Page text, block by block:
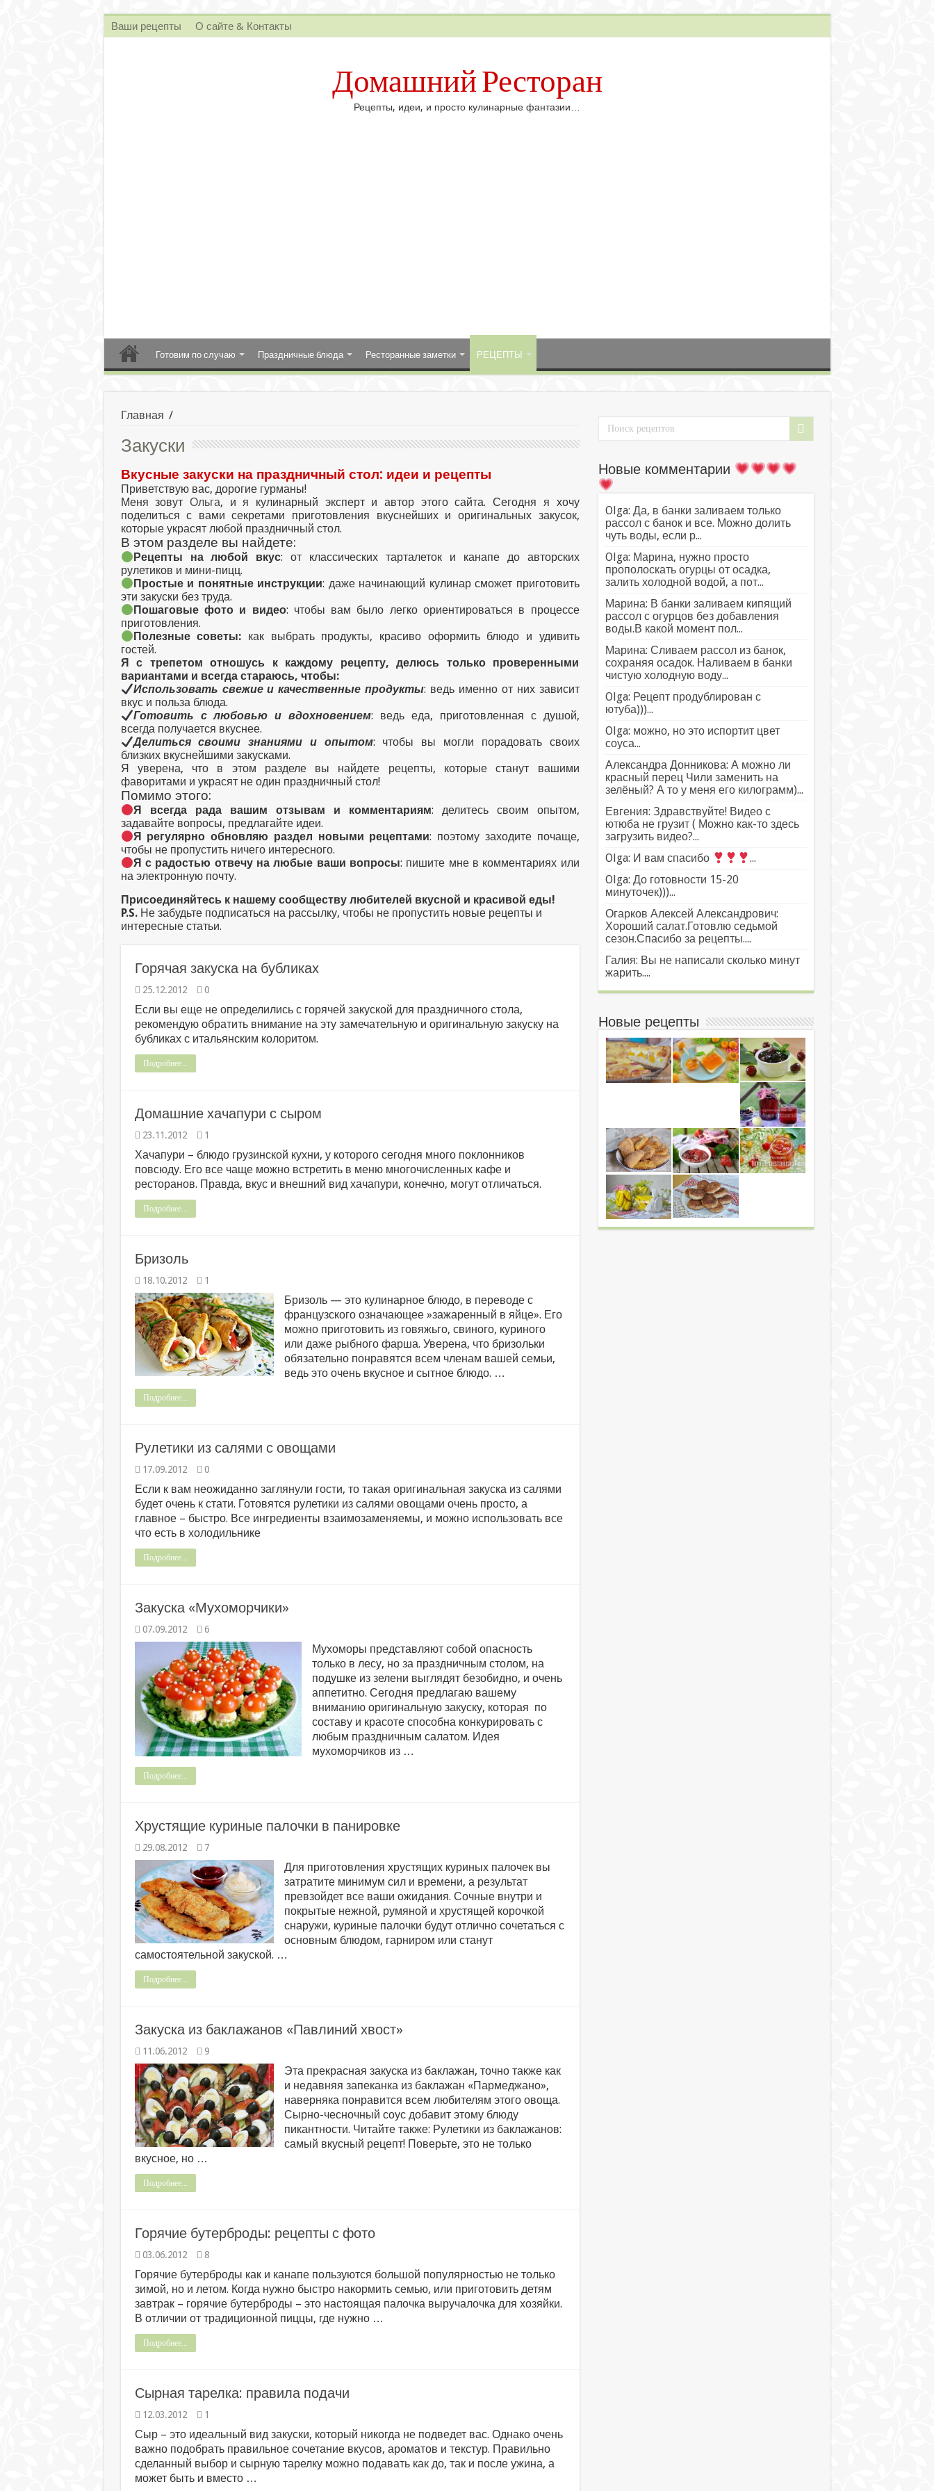
Ваши рецепты О сайте & Контакты
Домашний Ресторан
Рецепты, идеи, и просто кулинарные фантазии…
Готовим по случаю Праздничные блюда Ресторанные заметки РЕЦЕПТЫ
Главная /
Закуски
Вкусные закуски на праздничный стол: идеи и рецепты
Приветствую вас, дорогие гурманы!
Меня зовут Ольга, и я кулинарный эксперт и автор этого сайта. Сегодня я хочу
поделиться с вами секретами приготовления вкуснейших и оригинальных закусок,
которые украсят любой праздничный стол.
В этом разделе вы найдете:
Рецепты на любой вкус: от классических тарталеток и канапе до авторских
рулетиков и мини-пицц.
Простые и понятные инструкции: даже начинающий кулинар сможет приготовить
эти закуски без труда.
Пошаговые фото и видео: чтобы вам было легко ориентироваться в процессе
приготовления.
Полезные советы: как выбрать продукты, красиво оформить блюдо и удивить
гостей.
Я с трепетом отношусь к каждому рецепту, делюсь только проверенными
вариантами и всегда стараюсь, чтобы:
Использовать свежие и качественные продукты: ведь именно от них зависит
вкус и польза блюда.
Готовить с любовью и вдохновением: ведь еда, приготовленная с душой,
всегда получается вкуснее.
Делиться своими знаниями и опытом: чтобы вы могли порадовать своих
близких вкуснейшими закусками.
Я уверена, что в этом разделе вы найдете рецепты, которые станут вашими
фаворитами и украсят не один праздничный стол!
Помимо этого:
Я всегда рада вашим отзывам и комментариям: делитесь своим опытом,
задавайте вопросы, предлагайте идеи.
Я регулярно обновляю раздел новыми рецептами: поэтому заходите почаще,
чтобы не пропустить ничего интересного.
Я с радостью отвечу на любые ваши вопросы: пишите мне в комментариях или
на электронную почту.
Присоединяйтесь к нашему сообществу любителей вкусной и красивой еды!
P.S.Не забудьте подписаться на рассылку, чтобы не пропустить новые рецепты и
интересные статьи.
Горячая закуска на бубликах
25.12.2012 0
Если вы еще не определились с горячей закуской для праздничного стола,
рекомендую обратить внимание на эту замечательную и оригинальную закуску на
бубликах с итальянским колоритом.
Подробнее...
Домашние хачапури с сыром
23.11.2012 1
Хачапури – блюдо грузинской кухни, у которого сегодня много поклонников
повсюду. Его все чаще можно встретить в меню многочисленных кафе и
ресторанов. Правда, вкус и внешний вид хачапури, конечно, могут отличаться.
Подробнее...
Бризоль
18.10.2012 1
Бризоль — это кулинарное блюдо, в переводе с
французского означающее »зажаренный в яйце». Его
можно приготовить из говяжьго, свиного, куриного
или даже рыбного фарша. Уверена, что бризольки
обязательно понравятся всем членам вашей семьи,
ведь это очень вкусное и сытное блюдо. …
Подробнее...
Рулетики из салями с овощами
17.09.2012 0
Если к вам неожиданно заглянули гости, то такая оригинальная закуска из салями
будет очень к стати. Готовятся рулетики из салями овощами очень просто, а
главное – быстро. Все ингредиенты взаимозаменяемы, и можно использовать все
что есть в холодильнике
Подробнее...
Закуска «Мухоморчики»
07.09.2012 6
Мухоморы представляют собой опасность
только в лесу, но за праздничным столом, на
подушке из зелени выглядят безобидно, и очень
аппетитно. Сегодня предлагаю вашему
вниманию оригинальную закуску, которая по
составу и красоте способна конкурировать с
любым праздничным салатом. Идея
мухоморчиков из …
Подробнее...
Хрустящие куриные палочки в панировке
29.08.2012 7
Для приготовления хрустящих куриных палочек вы
затратите минимум сил и времени, а результат
превзойдет все ваши ожидания. Сочные внутри и
покрытые нежной, румяной и хрустящей корочкой
снаружи, куриные палочки будут отлично сочетаться с
основным блюдом, гарниром или станут
самостоятельной закуской. …
Подробнее...
Закуска из баклажанов «Павлиний хвост»
11.06.2012 9
Эта прекрасная закуска из баклажан, точно также как
и недавняя запеканка из баклажан «Пармеджано»,
наверняка понравится всем любителям этого овоща.
Сырно-чесночный соус добавит этому блюду
пикантности. Читайте также: Рулетики из баклажанов:
самый вкусный рецепт! Поверьте, это не только
вкусное, но …
Подробнее...
Горячие бутерброды: рецепты с фото
03.06.2012 8
Горячие бутерброды как и канапе пользуются большой популярностью не только
зимой, но и летом. Когда нужно быстро накормить семью, или приготовить детям
завтрак – горячие бутерброды – это настоящая палочка выручалочка для хозяйки.
В отличии от традиционной пиццы, где нужно …
Подробнее...
Сырная тарелка: правила подачи
12.03.2012 1
Сыр – это идеальный вид закуски, который никогда не подведет вас. Однако очень
важно подобрать правильное сочетание вкусов, ароматов и текстур. Правильно
сделанный выбор и сырную тарелку можно подавать как до, так и после ужина, а
может быть и вместо …
Новые комментарии
Olga: Да, в банки заливаем только
рассол с банок и все. Можно долить
чуть воды, если р...
Olga: Марина, нужно просто
прополоскать огурцы от осадка,
залить холодной водой, а пот...
Марина: В банки заливаем кипящий
рассол с огурцов без добавления
воды.В какой момент пол...
Марина: Сливаем рассол из банок,
сохраняя осадок. Наливаем в банки
чистую холодную воду...
Olga: Рецепт продублирован с
ютуба)))...
Olga: можно, но это испортит цвет
соуса...
Александра Донникова: А можно ли
красный перец Чили заменить на
зелёный? А то у меня его килограмм)...
Евгения: Здравствуйте! Видео с
ютюба не грузит ( Можно как-то здесь
загрузить видео?...
Olga: И вам спасибо
...
Olga: До готовности 15-20
минуточек)))...
Огарков Алексей Александрович:
Хороший салат.Готовлю седьмой
сезон.Спасибо за рецепты....
Галия: Вы не написали сколько минут
жарить....
Новые рецепты